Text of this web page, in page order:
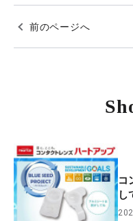
前のページへ
コ
し